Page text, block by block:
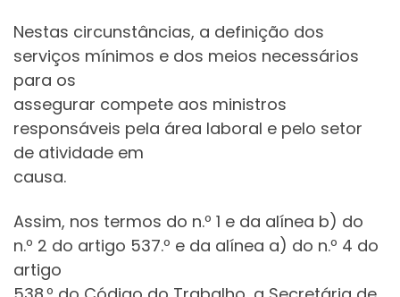
Nestas circunstâncias, a definição dos
serviços mínimos e dos meios necessários
para os
assegurar compete aos ministros
responsáveis pela área laboral e pelo setor
de atividade em
causa.
Assim, nos termos do n.º 1 e da alínea b) do
n.º 2 do artigo 537.º e da alínea a) do n.º 4 do
artigo